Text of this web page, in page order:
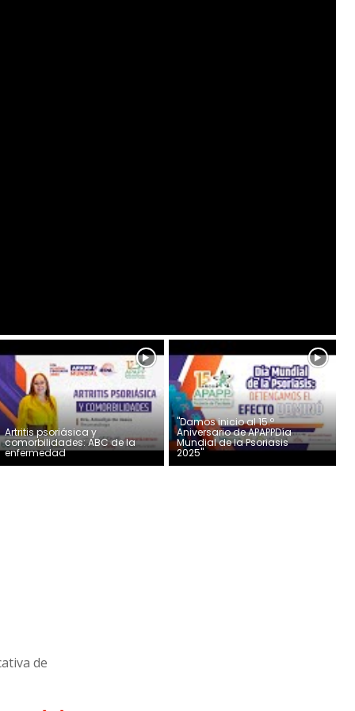
Artritis psoriásica y
comorbilidades: ABC de la
enfermedad
"Damos inicio al 15.º
Aniversario de APAPPDía
Mundial de la Psoriasis
2025"
de